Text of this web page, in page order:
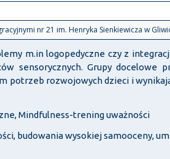
nr 21 im. Henryka Sienkiewicza w
m.in logopedyczne czy z
sensorycznych. Grupy docelowe
rozwojowych dzieci i
Mindfulness-trening uważności
budowania wysokiej samooceny,